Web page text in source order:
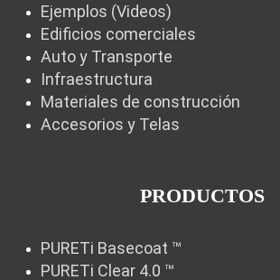
Ejemplos (Videos)
Edificios comerciales
Auto y Transporte
Infraestructura
Materiales de construcción
Accesorios y Telas
PRODUCTOS
PURETi Basecoat ™
PURETi Clear 4.0 ™